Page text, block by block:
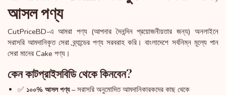
আসল পণ্য
CutPriceBD-এ আমরা পণ্য (আপনার দৈনন্দিন প্রয়োজনীয়তার জন্য) অনলাইনে
সরাসরি আমদানিকৃত সেরা ব্র্যান্ডের পণ্য সরবরাহ করি। বাংলাদেশে সর্বনিম্ন মূল্যে পান
সেরা মানের Cake পণ্য।
কেন কাটপ্রাইসবিডি থেকে কিনবেন?
✅ ১০০% আসল পণ্য– সরাসরি অনুমোদিত আমদানিকারকদের কাছ থেকে